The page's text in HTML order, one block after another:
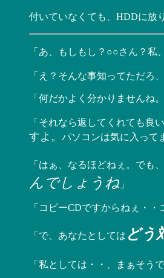
付いていなくても、HDDに放
「あ、もしもし？○○さん？私
「え？そんな事知ってただろ
「何だかよく分かりませんね
「それなら返してくれても良
すよ。 パソコンは気に入って
「はぁ、なるほどねぇ。でも
んでしょうね 」
「コピーCDですからねぇ・・
「で、あなたとしては どう
「私としては・・、まぁそうで